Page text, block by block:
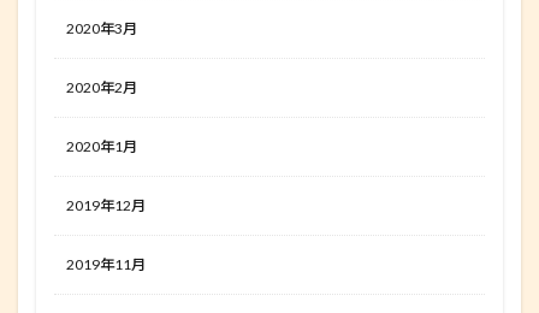
2020年3月
2020年2月
2020年1月
2019年12月
2019年11月